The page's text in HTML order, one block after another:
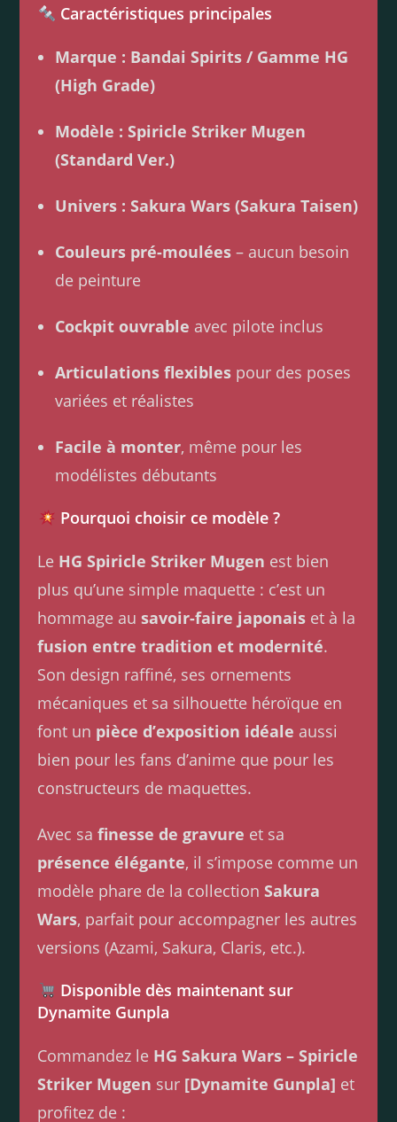
Caractéristiques principales
Marque : Bandai Spirits / Gamme HG
(High Grade)
Modèle : Spiricle Striker Mugen
(Standard Ver.)
Univers : Sakura Wars (Sakura Taisen)
Couleurs pré-moulées – aucun besoin
de peinture
Cockpit ouvrable avec pilote inclus
Articulations flexibles pour des poses
variées et réalistes
Facile à monter, même pour les
modélistes débutants
Pourquoi choisir ce modèle ?
Le HG Spiricle Striker Mugen est bien
plus qu’une simple maquette : c’est un
hommage ausavoir-faire japonais et à la
fusion entre tradition et modernité.
Son design raffiné, ses ornements
mécaniques et sa silhouette héroïque en
font un pièce d’exposition idéale aussi
bien pour les fans d’anime que pour les
constructeurs de maquettes.
Avec safinesse de gravure et sa
présence élégante, il s’impose comme un
modèle phare de la collectionSakura
Wars, parfait pour accompagner les autres
versions (Azami, Sakura, Claris, etc.).
Disponible dès maintenant sur
Dynamite Gunpla
Commandez le HG Sakura Wars – Spiricle
Striker Mugen sur [Dynamite Gunpla] et
profitez de :